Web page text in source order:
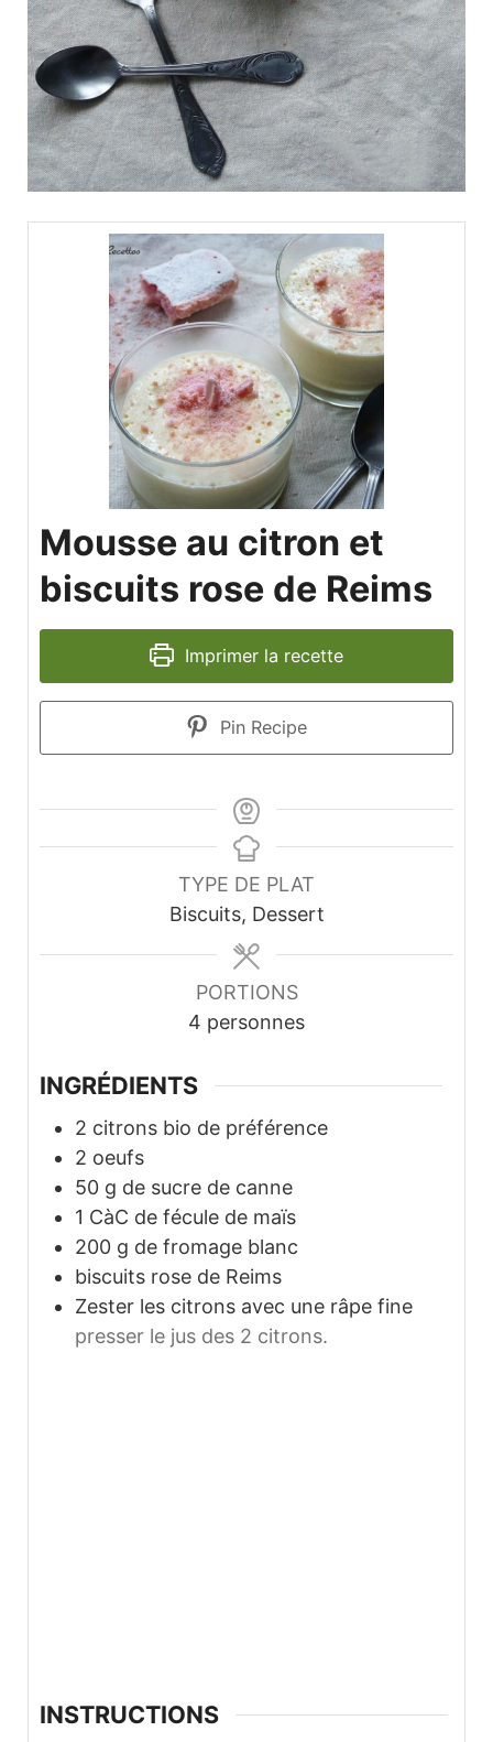
Mousse au citron et
biscuits rose de Reims
Imprimer la recette
Pin Recipe
TYPE DE PLAT
Biscuits, Dessert
PORTIONS
4 personnes
INGRÉDIENTS
2 citrons bio de préférence
2 oeufs
50 g de sucre de canne
1 CàC de fécule de maïs
200 g de fromage blanc
biscuits rose de Reims
Zester les citrons avec une râpe fine
presser le jus des 2 citrons.
INSTRUCTIONS